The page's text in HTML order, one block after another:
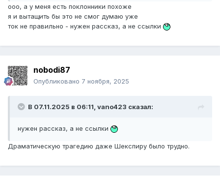
ооо, а у меня есть поклонники похоже
я и вытащить бы это не смог думаю уже
ток не правильно - нужен рассказ, а не ссылки
nobodi87
Опубликовано 7 ноября, 2025
В 07.11.2025 в 06:11, vano423 сказал:
нужен рассказ, а не ссылки
Драматическую трагедию даже Шекспиру было трудно.